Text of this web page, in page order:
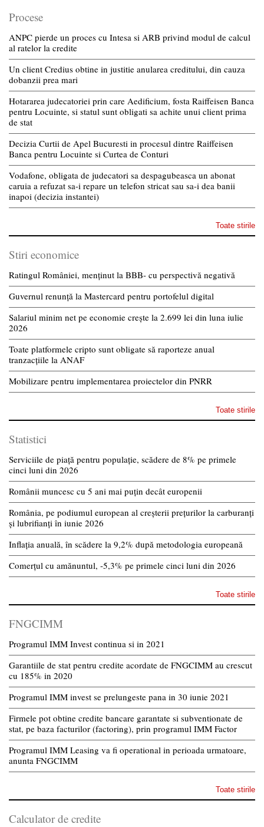
Procese
ANPC pierde un proces cu Intesa si ARB privind modul de calcul
al ratelor la credite
Un client Credius obtine in justitie anularea creditului, din cauza
dobanzii prea mari
Hotararea judecatoriei prin care Aedificium, fosta Raiffeisen Banca
pentru Locuinte, si statul sunt obligati sa achite unui client prima
de stat
Decizia Curtii de Apel Bucuresti in procesul dintre Raiffeisen
Banca pentru Locuinte si Curtea de Conturi
Vodafone, obligata de judecatori sa despagubeasca un abonat
caruia a refuzat sa-i repare un telefon stricat sau sa-i dea banii
inapoi (decizia instantei)
Toate stirile
Stiri economice
Ratingul României, menținut la BBB- cu perspectivă negativă
Guvernul renunță la Mastercard pentru portofelul digital
Salariul minim net pe economie crește la 2.699 lei din luna iulie
2026
Toate platformele cripto sunt obligate să raporteze anual
tranzacțiile la ANAF
Mobilizare pentru implementarea proiectelor din PNRR
Toate stirile
Statistici
Serviciile de piață pentru populație, scădere de 8% pe primele
cinci luni din 2026
Românii muncesc cu 5 ani mai puțin decât europenii
România, pe podiumul european al creșterii prețurilor la carburanți
și lubrifianți în iunie 2026
Inflația anuală, în scădere la 9,2% după metodologia europeană
Comerțul cu amănuntul, -5,3% pe primele cinci luni din 2026
Toate stirile
FNGCIMM
Programul IMM Invest continua si in 2021
Garantiile de stat pentru credite acordate de FNGCIMM au crescut
cu 185% in 2020
Programul IMM invest se prelungeste pana in 30 iunie 2021
Firmele pot obtine credite bancare garantate si subventionate de
stat, pe baza facturilor (factoring), prin programul IMM Factor
Programul IMM Leasing va fi operational in perioada urmatoare,
anunta FNGCIMM
Toate stirile
Calculator de credite